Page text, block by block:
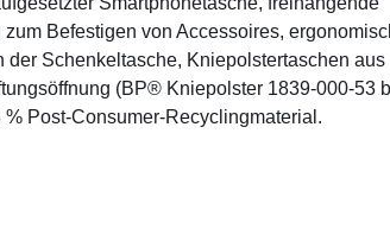
Befestigen von Accessoires,
Schenkeltasche, Kniepolstertaschen aus
(BP® Kniepolster 1839-000-53
Post-Consumer-Recyclingmaterial.